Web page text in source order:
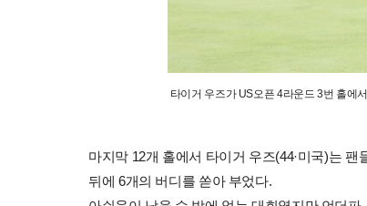
타이거 우즈가 US오픈 4라운드 3번 홀에
마지막 12개 홀에서 타이거 우즈(44·미국)는
뒤에 6개의 버디를 쏟아 부었다.